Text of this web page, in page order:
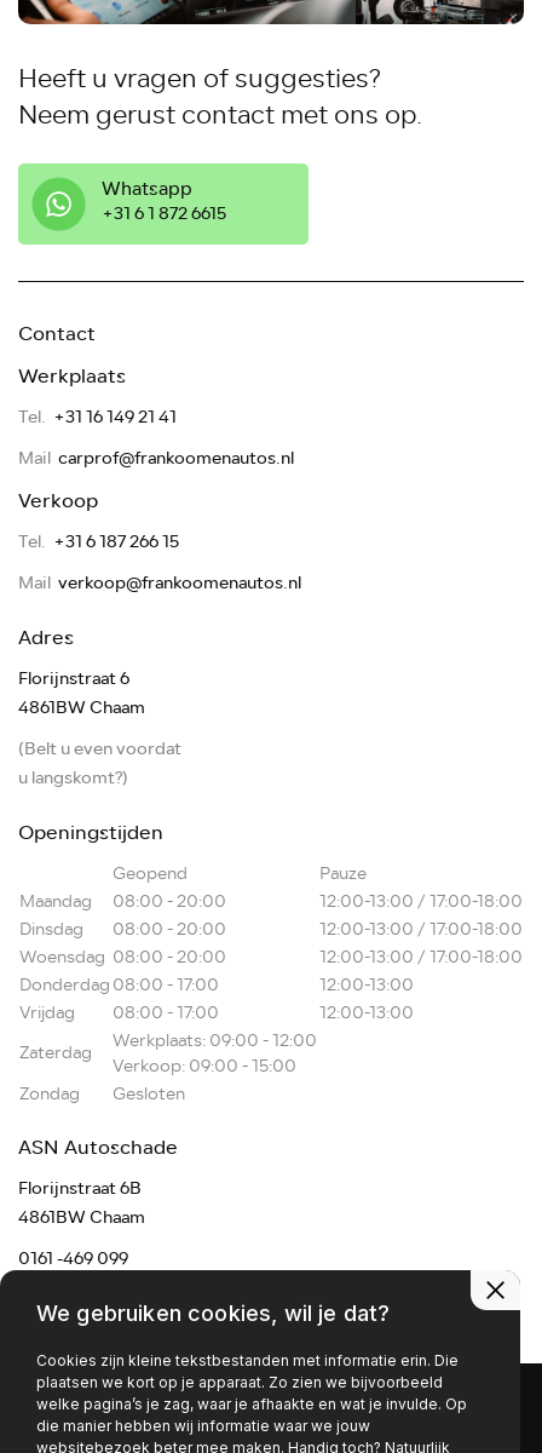
Heeft u vragen of suggesties?
Neem gerust contact met ons op.
Whatsapp
‭+31 6 1 872 6615
Contact
Werkplaats
Tel. +31 16 149 21 41
Mail carprof@frankoomenautos.nl
Verkoop
Tel. +31 6 187 266 15
Mail verkoop@frankoomenautos.nl
Adres
Florijnstraat 6
4861BW Chaam
(Belt u even voordat
u langskomt?)
Openingstijden
Geopend
Pauze
Maandag
08:00 - 20:00
12:00-13:00 / 17:00-18:00
Dinsdag
08:00 - 20:00
12:00-13:00 / 17:00-18:00
Woensdag 08:00 - 20:00
12:00-13:00 / 17:00-18:00
Donderdag08:00 - 17:00
12:00-13:00
Vrijdag
08:00 - 17:00
12:00-13:00
Zaterdag
Werkplaats: 09:00 - 12:00
Verkoop: 09:00 - 15:00
Zondag
Gesloten
ASN Autoschade
Florijnstraat 6B
4861BW Chaam
0161 -469 099
chaam@asnmail.nl
We gebruiken cookies, wil je dat?
Cookies zijn kleine tekstbestanden met informatie erin. Die
plaatsen we kort op je apparaat. Zo zien we bijvoorbeeld
welke pagina’s je zag, waar je afhaakte en wat je invulde. Op
die manier hebben wij informatie waar we jouw
websitebezoek beter mee maken. Handig toch? Natuurlijk